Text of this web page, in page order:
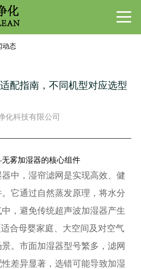
动态
配指南，不同机型对应选型
化科技有限公司
雾加湿器的核心组件
中，湿帘滤网是实现高效、健
它通过自然蒸发原理，将水分
，避免传统超声波加湿器产生
合母婴家庭、大空间及对空气
。市面加湿器型号繁多，滤网
差异显著，选错可能导致加湿